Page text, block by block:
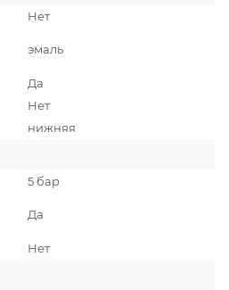
Нет
эмаль
Да
Нет
нижняя
5 бар
Да
Нет